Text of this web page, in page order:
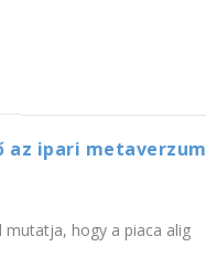
az ipari metaverzum
hogy a piaca alig